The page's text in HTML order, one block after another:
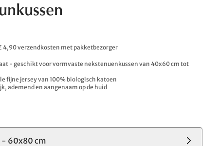
4,90 verzendkosten met pakketbezorger
- geschikt voor vormvaste nekstenuenkussen van 40x60 cm tot
fijne jersey van 100% biologisch katoen
ademend en aangenaam op de huid
60x80 cm